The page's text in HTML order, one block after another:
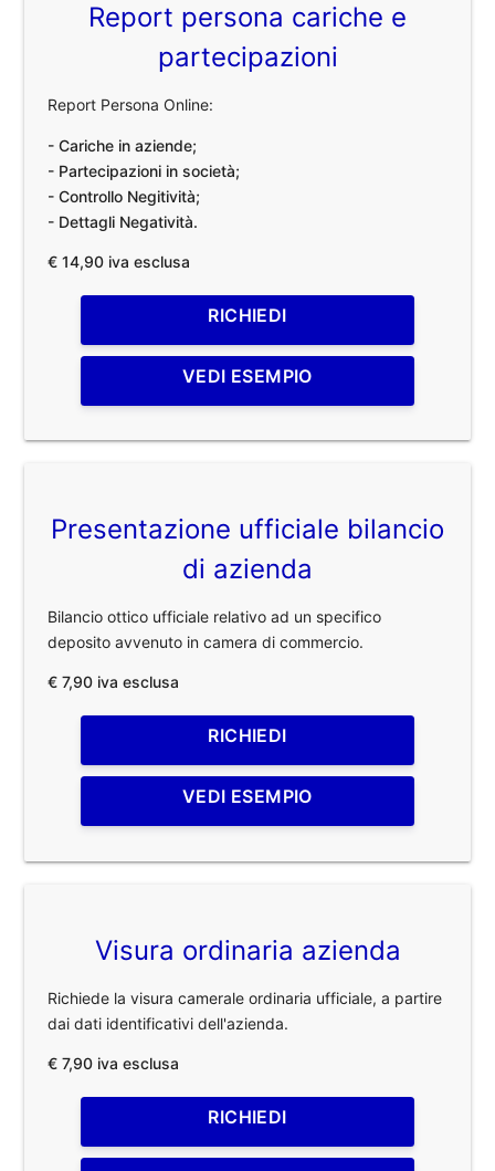
Report persona cariche e
partecipazioni
Report Persona Online:
- Cariche in aziende;
- Partecipazioni in società;
- Controllo Negitività;
- Dettagli Negatività.
€ 14,90 iva esclusa
RICHIEDI
VEDI ESEMPIO
Presentazione ufficiale bilancio
di azienda
Bilancio ottico ufficiale relativo ad un specifico
deposito avvenuto in camera di commercio.
€ 7,90 iva esclusa
RICHIEDI
VEDI ESEMPIO
Visura ordinaria azienda
Richiede la visura camerale ordinaria ufficiale, a partire
dai dati identificativi dell'azienda.
€ 7,90 iva esclusa
RICHIEDI